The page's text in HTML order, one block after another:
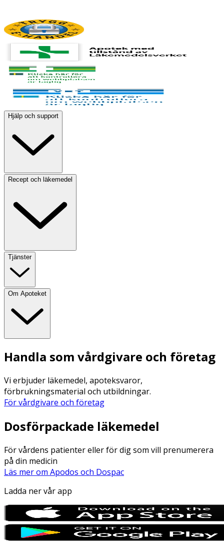
Hjälp och support
Recept och läkemedel
Tjänster
Om Apoteket
Handla som vårdgivare och företag
Vi erbjuder läkemedel, apoteksvaror,
förbrukningsmaterial och utbildningar.
För vårdgivare och företag
Dosförpackade läkemedel
För vårdens patienter eller för dig som vill prenumerera
på din medicin
Läs mer om Apodos och Dospac
Ladda ner vår app